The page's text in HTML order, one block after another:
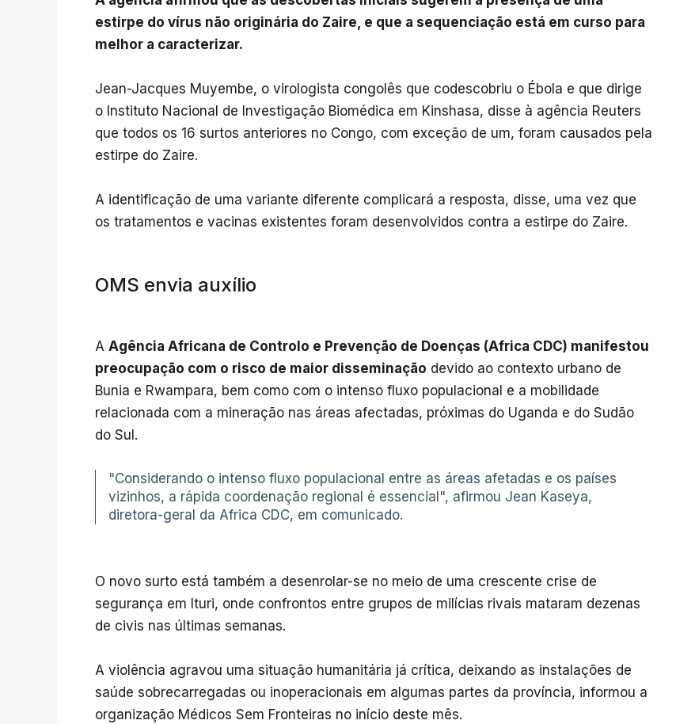
estirpe do vírus não originária do Zaire, e que a sequenciação está em curso para
melhor a caracterizar.
Jean-Jacques Muyembe, o virologista congolês que codescobriu o Ébola e que dirige
o Instituto Nacional de Investigação Biomédica em Kinshasa, disse à agência Reuters
que todos os 16 surtos anteriores no Congo, com exceção de um, foram causados ​​pela
estirpe do Zaire.
A identificação de uma variante diferente complicará a resposta, disse, uma vez que
os tratamentos e vacinas existentes foram desenvolvidos contra a estirpe do Zaire.
OMS envia auxílio
A Agência Africana de Controlo e Prevenção de Doenças (Africa CDC) manifestou
preocupação com o risco de maior disseminação devido ao contexto urbano de
Bunia e Rwampara, bem como com o intenso fluxo populacional e a mobilidade
relacionada com a mineração nas áreas afectadas, próximas do Uganda e do Sudão
do Sul.
"Considerando o intenso fluxo populacional entre as áreas afetadas e os países
vizinhos, a rápida coordenação regional é essencial", afirmou Jean Kaseya,
diretora-geral da Africa CDC, em comunicado.
O novo surto está também a desenrolar-se no meio de uma crescente crise de
segurança em Ituri, onde confrontos entre grupos de milícias rivais mataram dezenas
de civis nas últimas semanas.
A violência agravou uma situação humanitária já crítica, deixando as instalações de
saúde sobrecarregadas ou inoperacionais em algumas partes da província, informou a
organização Médicos Sem Fronteiras no início deste mês.